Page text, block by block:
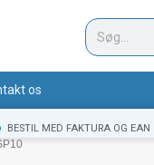
Søg
os
BESTIL MED FAKTURA OG EAN